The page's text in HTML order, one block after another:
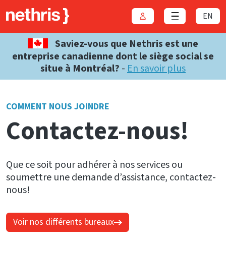
ConnexionClose menu
EN
Saviez-vous que Nethris est une
entreprise canadienne dont le siège social se
situe à Montréal? -En savoir plus
COMMENT NOUS JOINDRE
Contactez-nous!
Que ce soit pour adhérer à nos services ou
soumettre une demande d’assistance, contactez-
nous!
Voir nos différents bureaux